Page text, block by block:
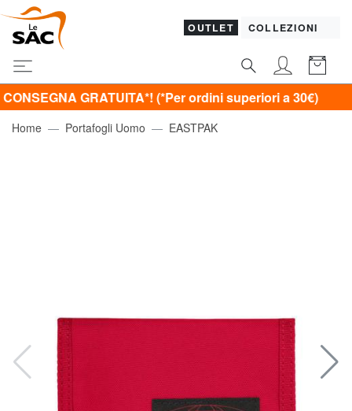
OUTLET COLLEZIONI
GRATUITA*! (*Per ordini superiori a 30€)
Home Portafogli Uomo EASTPAK